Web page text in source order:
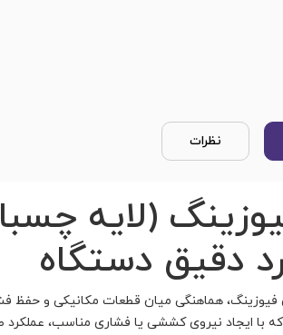
نظرات
(لایه
دقیق دستگاه
هماهنگی میان قطعات مکانیکی و حفظ
با ایجاد نیروی کششی یا فشاری مناسب،